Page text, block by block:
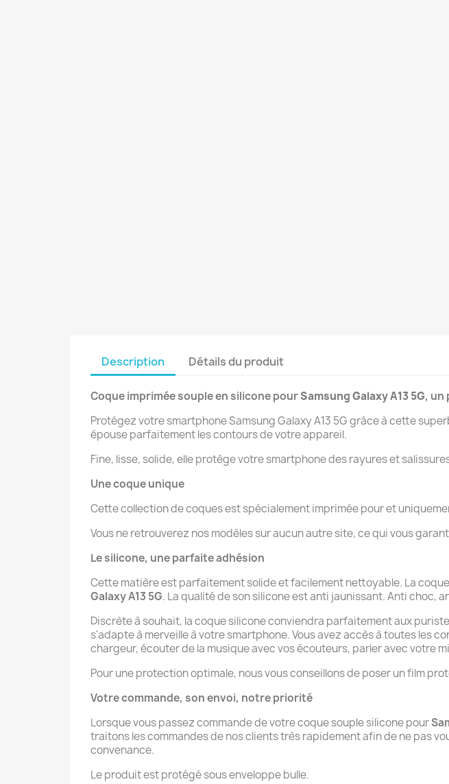
Description Détails du produit
Coque imprimée souple en silicone pourSamsung Galaxy A13 5G, un
Protégez votre smartphone Samsung Galaxy A13 5G grâce à cette
épouse parfaitement les contours de votre appareil.
Fine, lisse, solide, elle protège votre smartphone des rayures et
Une coque unique
Cette collection de coques est spécialement imprimée pour et
Vous ne retrouverez nos modèles sur aucun autre site, ce qui vous
Le silicone, une parfaite adhésion
Cette matière est parfaitement solide et facilement nettoyable. La
Galaxy A13 5G. La qualité de son silicone est anti jaunissant. Anti choc,
Discrète à souhait, la coque silicone conviendra parfaitement aux
s'adapte à merveille à votre smartphone. Vous avez accès à toutes les
chargeur, écouter de la musique avec vos écouteurs, parler avec votre
Pour une protection optimale, nous vous conseillons de poser un film
Votre commande, son envoi, notre priorité
Lorsque vous passez commande de votre coque souple silicone pour
traitons les commandes de nos clients très rapidement afin de ne pas
convenance.
Le produit est protégé sous enveloppe bulle.